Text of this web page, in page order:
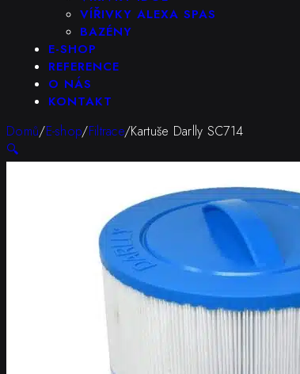
VÍŘIVKY ALEXA SPAS
BAZÉNY
E-SHOP
REFERENCE
O NÁS
KONTAKT
Domů/E-shop/Filtrace/Kartuše Darlly SC714
🔍